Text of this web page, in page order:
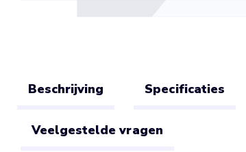
Beschrijving Specificaties
Veelgestelde vragen